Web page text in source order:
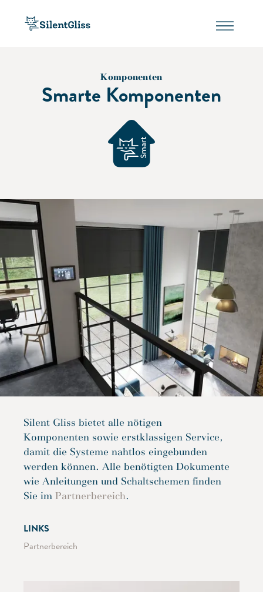
Komponenten
Smarte Komponenten
Silent Gliss bietet alle nötigen
Komponenten sowie erstklassigen Service,
damit die Systeme nahtlos eingebunden
werden können. Alle benötigten Dokumente
wie Anleitungen und Schaltschemen finden
Sie im Partnerbereich.
LINKS
Partnerbereich